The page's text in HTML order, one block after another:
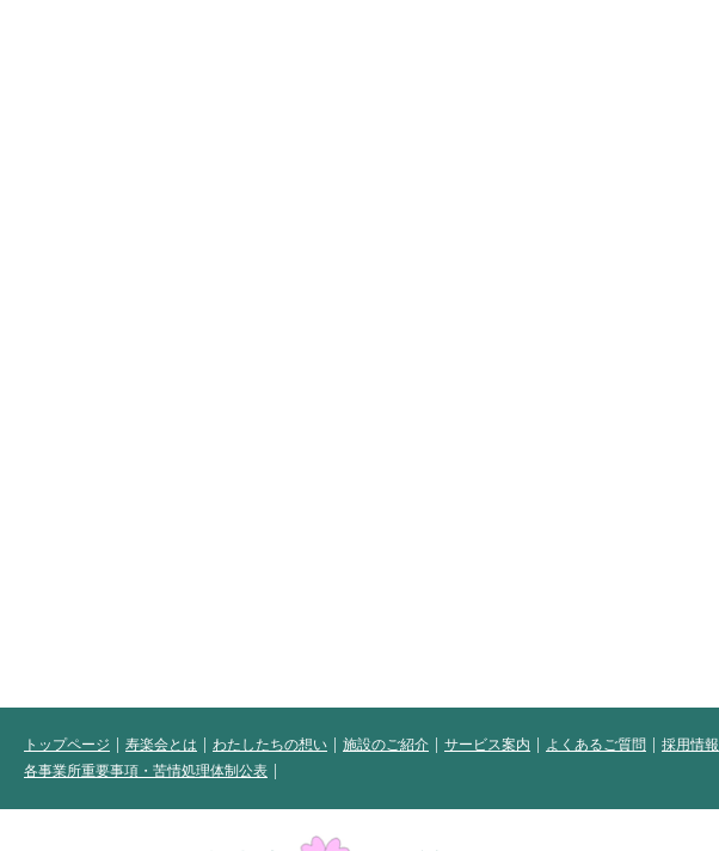
トップページ 寿楽会とは わたしたちの想い 施設のご紹介 サービス案内 よくあるご質問 採用情報
各事業所重要事項・苦情処理体制公表